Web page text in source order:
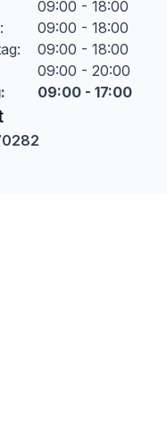
09:00 - 18:00
:
09:00 - 18:00
:
09:00 - 18:00
09:00 - 20:00
: 09:00 - 17:00